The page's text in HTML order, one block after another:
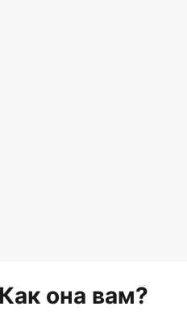
она вам?